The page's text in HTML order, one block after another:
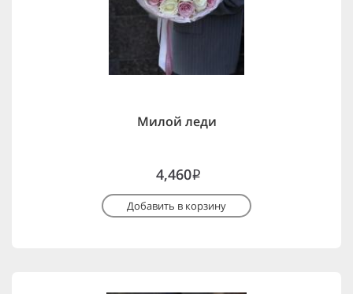
Милой леди
4,460i
Добавить в корзину